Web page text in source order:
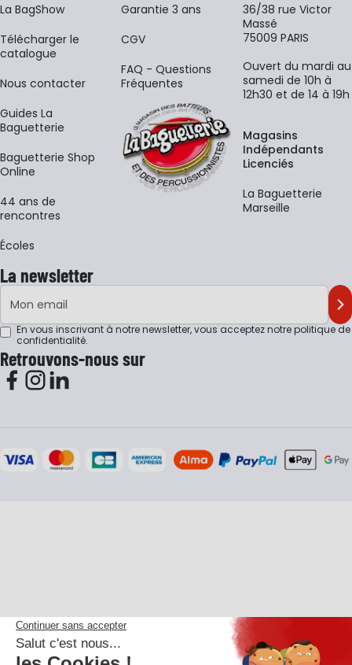
La BagShow
​Télécharger le
catalogue
Nous contacter
Guides La
Baguetterie
Baguetterie Shop
Online
44 ans de
rencontres
Écoles
Garantie 3 ans
CGV
FAQ - Questions
Fréquentes
36/38 rue Victor
Massé
75009 PARIS
Ouvert du mardi au
samedi de 10h à
12h30 et de 14 à 19h
Magasins
Indépendants
Licenciés
La Baguetterie
Marseille
La newsletter
Adresse e-mail
En vous inscrivant à notre newsletter, vous acceptez notrepolitique de
confidentialité.
Retrouvons-nous sur